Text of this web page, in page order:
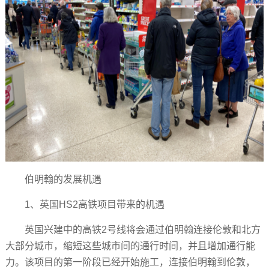
伯明翰的发展机遇
1、英国HS2高铁项目带来的机遇
英国兴建中的高铁2号线将会通过伯明翰连接伦敦和北方
大部分城市，缩短这些城市间的通行时间，并且增加通行能
力。该项目的第一阶段已经开始施工，连接伯明翰到伦敦，